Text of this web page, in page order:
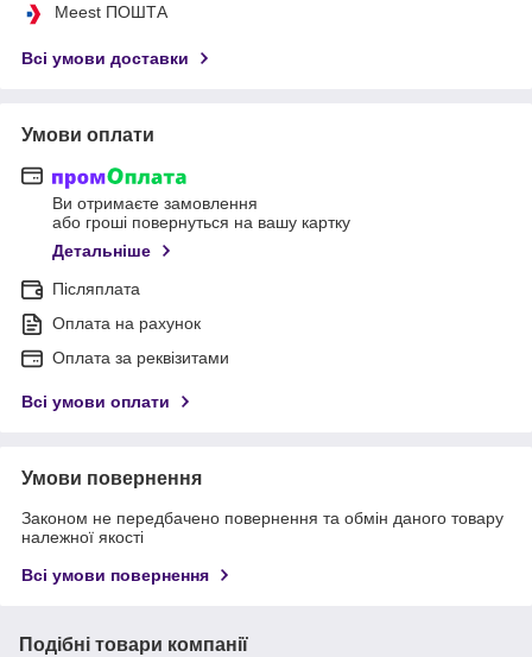
Meest ПОШТА
Всі умови доставки
Умови оплати
Ви отримаєте замовлення
або гроші повернуться на вашу картку
Детальніше
Післяплата
Оплата на рахунок
Оплата за реквізитами
Всі умови оплати
Умови повернення
Законом не передбачено повернення та обмін даного товару
належної якості
Всі умови повернення
Подібні товари компанії